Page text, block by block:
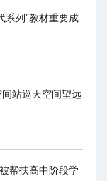
系列”教材重要成
站巡天空间望远
帮扶高中阶段学